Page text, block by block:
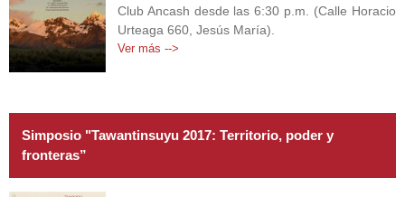
Club Ancash desde las 6:30 p.m. (Calle Horacio
Urteaga 660, Jesús María).
Ver más -->
Simposio "Tawantinsuyu 2017: Territorio, poder y
fronteras”